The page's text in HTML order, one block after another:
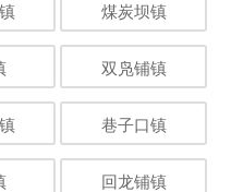
煤炭坝镇
双凫铺镇
巷子口镇
回龙铺镇